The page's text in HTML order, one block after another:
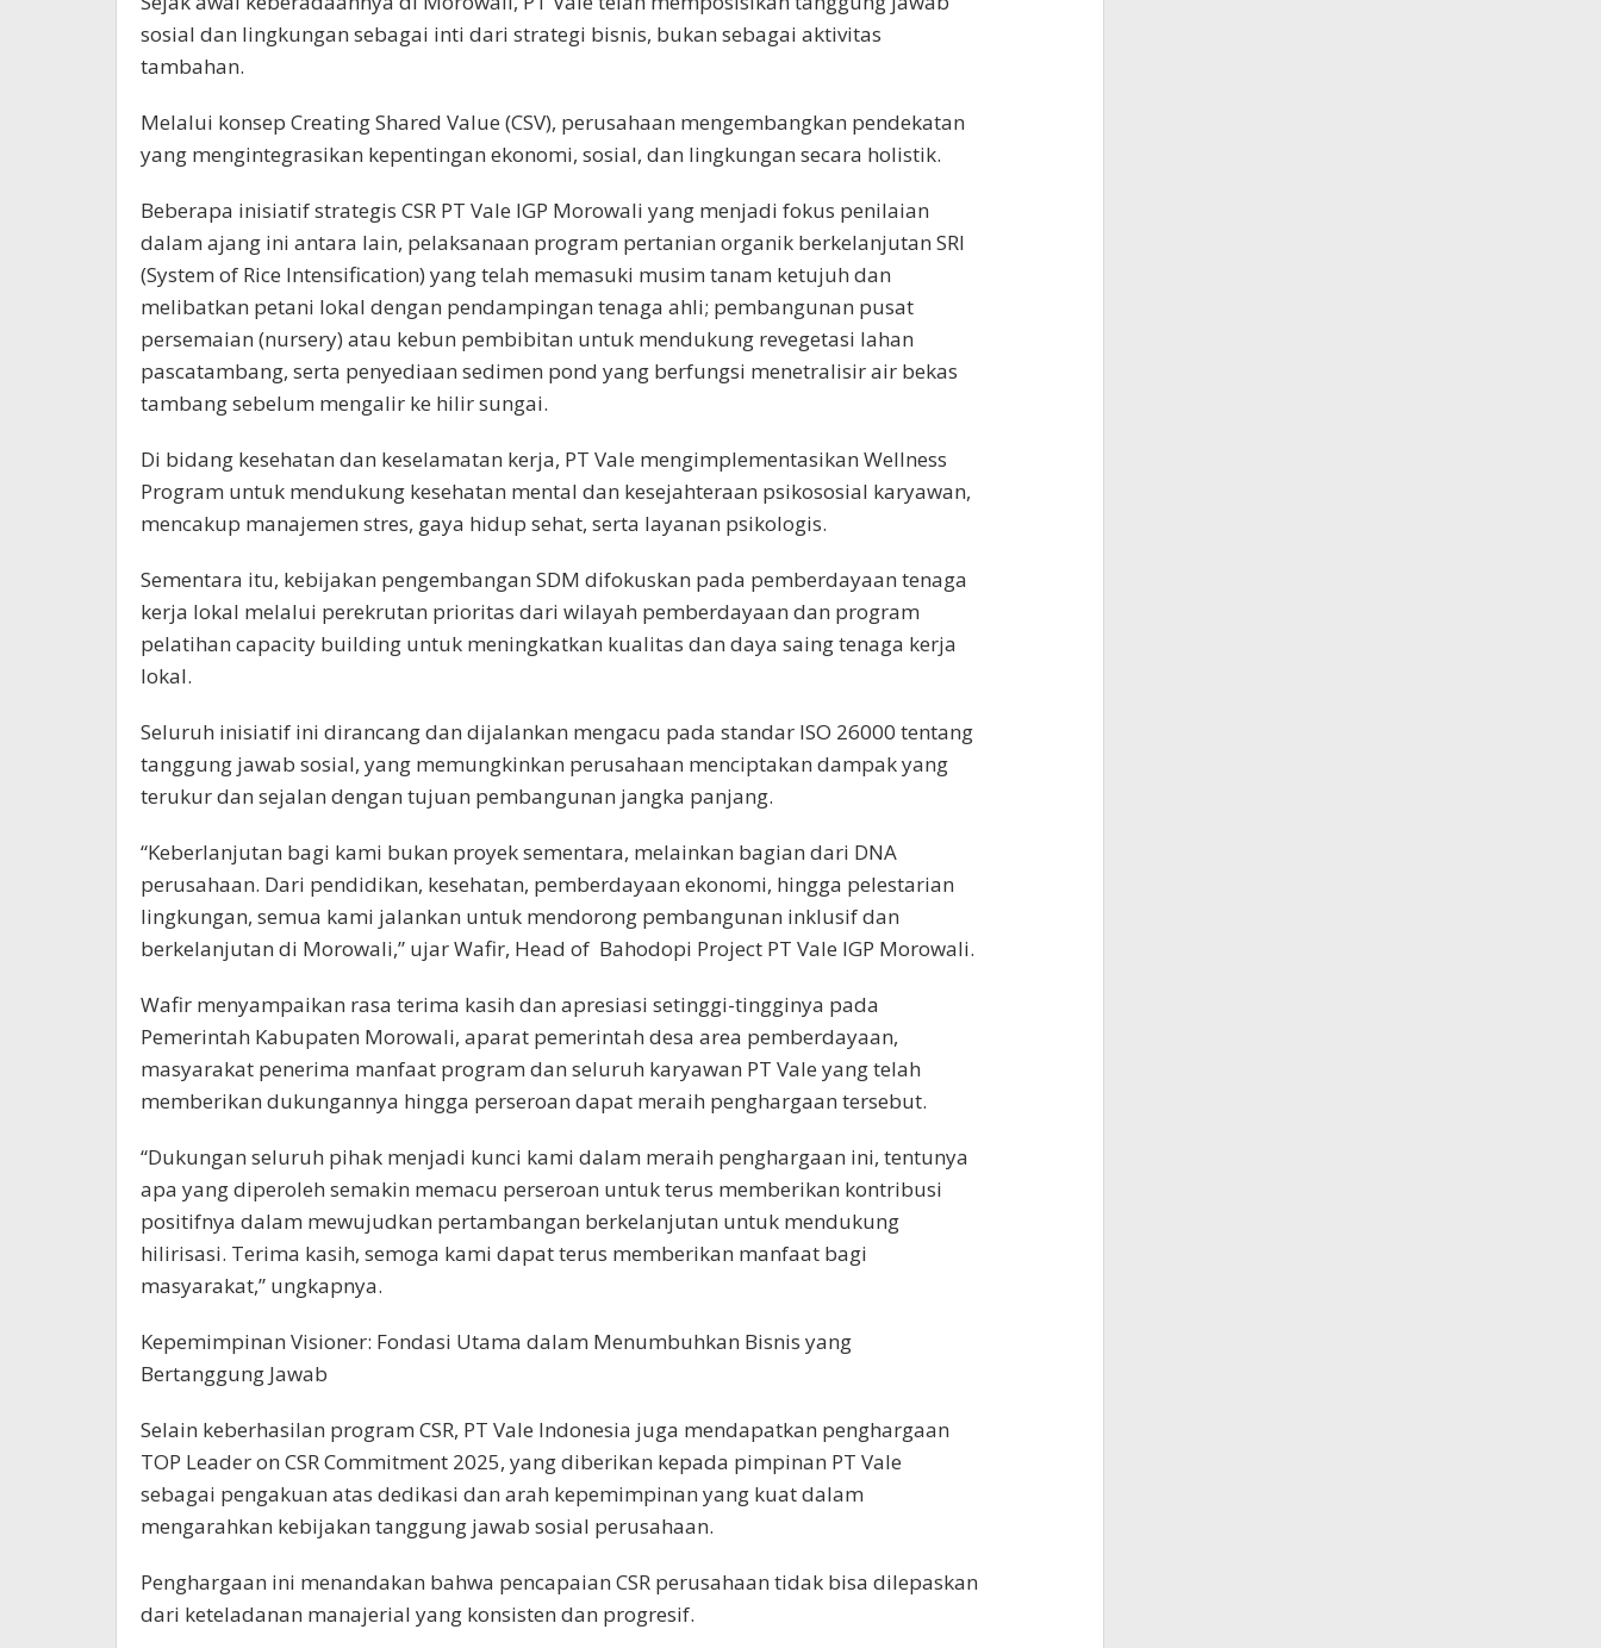
sosial dan lingkungan sebagai inti dari strategi bisnis, bukan sebagai aktivitas
tambahan.
Melalui konsep Creating Shared Value (CSV), perusahaan mengembangkan pendekatan
yang mengintegrasikan kepentingan ekonomi, sosial, dan lingkungan secara holistik.
Beberapa inisiatif strategis CSR PT Vale IGP Morowali yang menjadi fokus penilaian
dalam ajang ini antara lain, pelaksanaan program pertanian organik berkelanjutan SRI
(System of Rice Intensification) yang telah memasuki musim tanam ketujuh dan
melibatkan petani lokal dengan pendampingan tenaga ahli; pembangunan pusat
persemaian (nursery) atau kebun pembibitan untuk mendukung revegetasi lahan
pascatambang, serta penyediaan sedimen pond yang berfungsi menetralisir air bekas
tambang sebelum mengalir ke hilir sungai.
Di bidang kesehatan dan keselamatan kerja, PT Vale mengimplementasikan Wellness
Program untuk mendukung kesehatan mental dan kesejahteraan psikososial karyawan,
mencakup manajemen stres, gaya hidup sehat, serta layanan psikologis.
Sementara itu, kebijakan pengembangan SDM difokuskan pada pemberdayaan tenaga
kerja lokal melalui perekrutan prioritas dari wilayah pemberdayaan dan program
pelatihan capacity building untuk meningkatkan kualitas dan daya saing tenaga kerja
lokal.
Seluruh inisiatif ini dirancang dan dijalankan mengacu pada standar ISO 26000 tentang
tanggung jawab sosial, yang memungkinkan perusahaan menciptakan dampak yang
terukur dan sejalan dengan tujuan pembangunan jangka panjang.
“Keberlanjutan bagi kami bukan proyek sementara, melainkan bagian dari DNA
perusahaan. Dari pendidikan, kesehatan, pemberdayaan ekonomi, hingga pelestarian
lingkungan, semua kami jalankan untuk mendorong pembangunan inklusif dan
berkelanjutan di Morowali,” ujar Wafir, Head of Bahodopi Project PT Vale IGP Morowali.
Wafir menyampaikan rasa terima kasih dan apresiasi setinggi-tingginya pada
Pemerintah Kabupaten Morowali, aparat pemerintah desa area pemberdayaan,
masyarakat penerima manfaat program dan seluruh karyawan PT Vale yang telah
memberikan dukungannya hingga perseroan dapat meraih penghargaan tersebut.
“Dukungan seluruh pihak menjadi kunci kami dalam meraih penghargaan ini, tentunya
apa yang diperoleh semakin memacu perseroan untuk terus memberikan kontribusi
positifnya dalam mewujudkan pertambangan berkelanjutan untuk mendukung
hilirisasi. Terima kasih, semoga kami dapat terus memberikan manfaat bagi
masyarakat,” ungkapnya.
Kepemimpinan Visioner: Fondasi Utama dalam Menumbuhkan Bisnis yang
Bertanggung Jawab
Selain keberhasilan program CSR, PT Vale Indonesia juga mendapatkan penghargaan
TOP Leader on CSR Commitment 2025, yang diberikan kepada pimpinan PT Vale
sebagai pengakuan atas dedikasi dan arah kepemimpinan yang kuat dalam
mengarahkan kebijakan tanggung jawab sosial perusahaan.
Penghargaan ini menandakan bahwa pencapaian CSR perusahaan tidak bisa dilepaskan
dari keteladanan manajerial yang konsisten dan progresif.